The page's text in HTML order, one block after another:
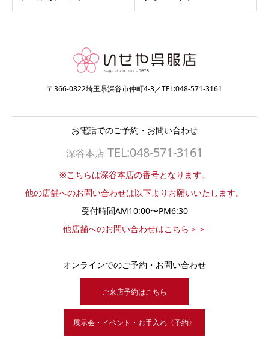
〒366-0822埼玉県深谷市仲町4-3／TEL:048-571-3161
お電話でのご予約・お問い合わせ
深谷本店 TEL:048-571-3161
※こちらは深谷本店の番号となります。
他の店舗へのお問い合わせは以下よりお願いいたします。
受付時間AM10:00〜PM6:30
他店舗へのお問い合わせはこちら＞＞
オンラインでのご予約・お問い合わせ
ご来店予約はこちら
展示会・イベント・お手入れ〈予約〉